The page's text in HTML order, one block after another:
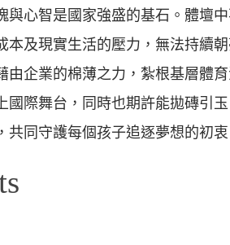
與心智是國家強盛的基石。體壇
本及現實生活的壓力，無法持續
由企業的棉薄之力，紮根基層體
國際舞台，同時也期許能拋磚引
共同守護每個孩子追逐夢想的初衷